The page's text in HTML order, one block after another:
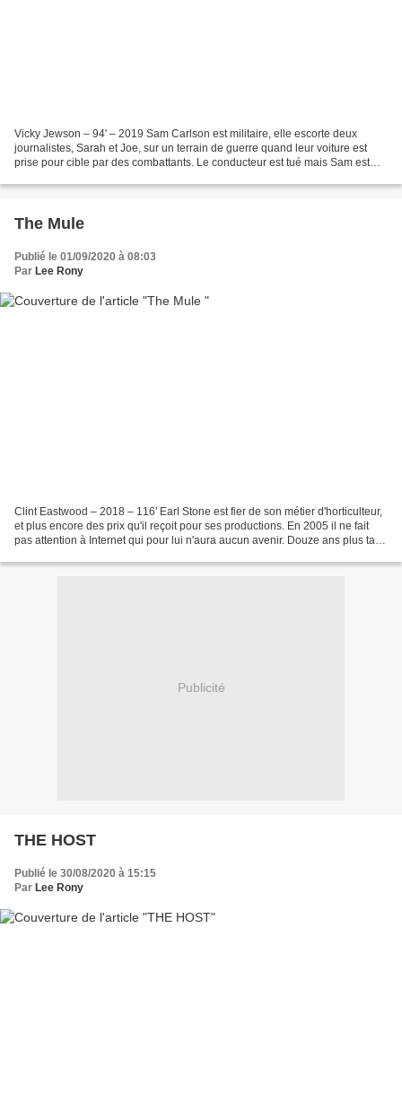
Vicky Jewson – 94' – 2019 Sam Carlson est militaire, elle escorte deux
journalistes, Sarah et Joe, sur un terrain de guerre quand leur voiture est
prise pour cible par des combattants. Le conducteur est tué mais Sam est
The Mule
Publié le 01/09/2020 à 08:03
Par Lee Rony
Clint Eastwood – 2018 – 116' Earl Stone est fier de son métier d'horticulteur,
et plus encore des prix qu'il reçoit pour ses productions. En 2005 il ne fait
pas attention à Internet qui pour lui n'aura aucun avenir. Douze ans plus tard
Publicité
THE HOST
Publié le 30/08/2020 à 15:15
Par Lee Rony